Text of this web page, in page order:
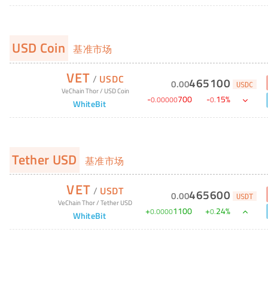
USD Coin 基准市场
VET / USDC
VeChain Thor/ USD Coin
WhiteBit
0.00465100 USDC
-0.00000700 -0.15%
Tether USD 基准市场
VET / USDT
VeChain Thor/Tether USD
WhiteBit
0.00465600 USDT
+0.00001100 +0.24%